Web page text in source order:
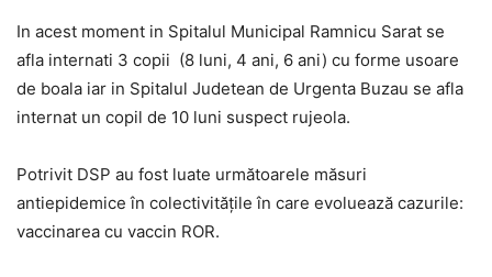
In acest moment in Spitalul Municipal Ramnicu Sarat se
afla internati 3 copii (8 luni, 4 ani, 6 ani) cu forme usoare
de boala iar in Spitalul Judetean de Urgenta Buzau se afla
internat un copil de 10 luni suspect rujeola.
Potrivit DSP au fost luate următoarele măsuri
antiepidemice în colectivitățile în care evoluează cazurile:
vaccinarea cu vaccin ROR.